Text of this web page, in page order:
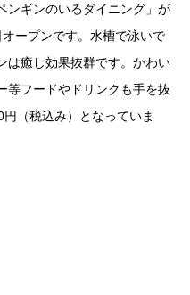
ンギンのいるダイニング」が
ープンです。水槽で泳いで
は癒し効果抜群です。かわい
等フードやドリンクも手を抜
（税込み）となっていま